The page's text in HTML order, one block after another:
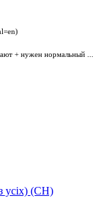
+ нужен нормальный ...
усіх) (СН)